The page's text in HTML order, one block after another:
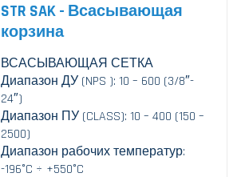
STR SAK - Всасывающая
корзина
ВСАСЫВАЮЩАЯ СЕТКА
Диапазон ДУ (NPS ): 10 – 600 (3/8″-
24″)
Диапазон ПУ (CLASS): 10 – 400 (150 –
2500)
Диапазон рабочих температур:
-196°C ÷ +550°C